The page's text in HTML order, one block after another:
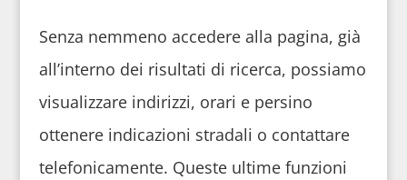
Senza nemmeno accedere alla pagina, già
all’interno dei risultati di ricerca, possiamo
visualizzare indirizzi, orari e persino
ottenere indicazioni stradali o contattare
telefonicamente. Queste ultime funzioni